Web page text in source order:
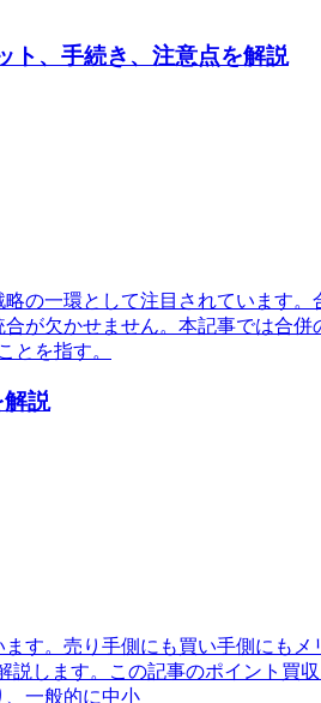
ト、手続き、注意点を解説
の一環として注目されています
が欠かせません。本記事では合
とを指す。
説
す。売り手側にも買い手側にも
します。この記事のポイント買
、一般的に中小